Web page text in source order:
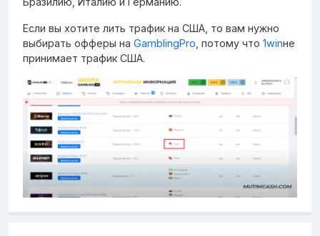
Если вы хотите лить трафик на США, то вам нужно
выбирать офферы на GamblingPro , потому что 1winне
принимает трафик США.